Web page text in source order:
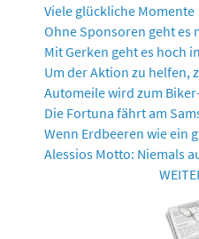
Viele glückliche Momente
Ohne Sponsoren geht es
Mit Gerken geht es hoch
Um der Aktion zu helfen,
Automeile wird zum
Die Fortuna fährt am
Wenn Erdbeeren wie ein
Alessios Motto: Niemals